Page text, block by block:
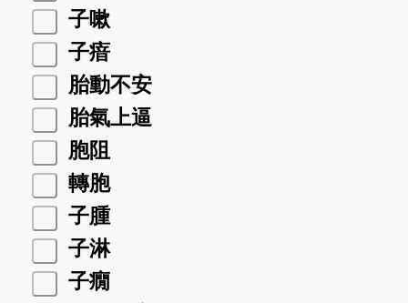
子嗽
子瘖
胎動不安
胎氣上逼
胞阻
轉胞
子腫
子淋
子癇